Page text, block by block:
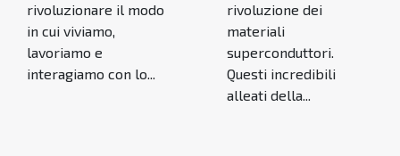
rivoluzionare il modo
in cui viviamo,
lavoriamo e
interagiamo con lo...
rivoluzione dei
materiali
superconduttori.
Questi incredibili
alleati della...